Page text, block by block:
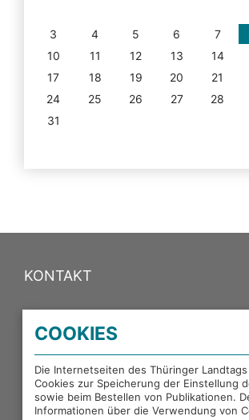
3
4 5 6 7
10
11 12 13 14
17
18 19 20 21
24
25 26 27 28
31
KONTAKT
PORTALE DES THÜRINGER
EXTERNE LINKS
COOKIES
Die Internetseiten des Thüringer
Cookies zur Speicherung der Einstellung
sowie beim Bestellen von Publikationen.
Informationen über die Verwendung von